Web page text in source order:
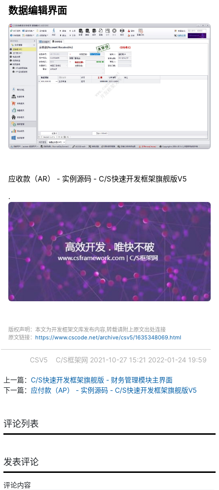
数据编辑界面
应收款（AR） - 实例源码 - C/S快速开发框架旗舰版V5
.
版权声明：本文为开发框架文库发布内容,转载请附上原文出处连接
原文链接： https://www.cscode.net/archive/csv5/1635348069.html
CSV5 C/S框架网 2021-10-27 15:21 2022-01-24 19:59
上一篇： C/S快速开发框架旗舰版 - 财务管理模块主界面
下一篇： 应付款（AP） - 实例源码 - C/S快速开发框架旗舰版V5
评论列表
发表评论
评论内容